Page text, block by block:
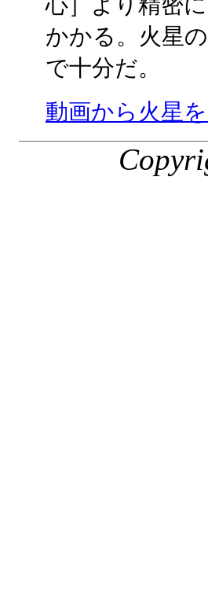
心］より精密
かかる。火星
で十分だ。
動画から火星